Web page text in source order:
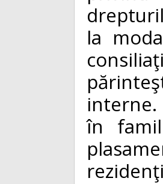
la
interne.
în